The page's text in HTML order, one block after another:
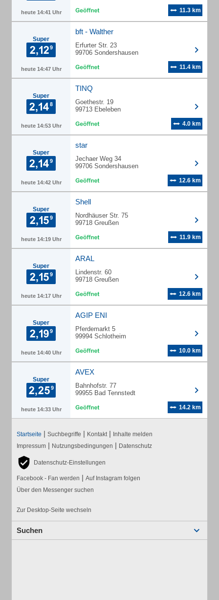
heute 14:41 Uhr 11.3 km
Super
heute 14:47 Uhr
bft - Walther
Erfurter Str. 23
99706 Sondershausen
11.4 km
Super
heute 14:53 Uhr
TINQ
Goethestr. 19
99713 Ebeleben
4.0 km
Super
heute 14:42 Uhr
star
Jechaer Weg 34
99706 Sondershausen
12.6 km
Super
heute 14:19 Uhr
Shell
Nordhäuser Str. 75
99718 Greußen
11.9 km
Super
heute 14:17 Uhr
ARAL
Lindenstr. 60
99718 Greußen
12.6 km
Super
heute 14:40 Uhr
AGIP ENI
Pferdemarkt 5
99994 Schlotheim
10.0 km
Super
heute 14:33 Uhr
AVEX
Bahnhofstr. 77
99955 Bad Tennstedt
14.2 km
Startseite | Suchbegriffe | Kontakt | Inhalte melden
Impressum | Nutzungsbedingungen | Datenschutz
Datenschutz-Einstellungen
Facebook - Fan werden | Auf Instagram folgen
Über den Messenger suchen
Zur Desktop-Seite wechseln
Suchen